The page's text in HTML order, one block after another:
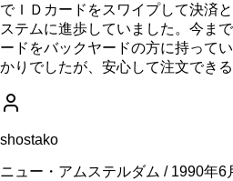
でＩＤカードをスワイプして決済
ステムに進歩していました。今ま
ードをバックヤードの方に持って
かりでしたが、安心して注文でき
shostako
ニュー・アムステルダム / 1990年6